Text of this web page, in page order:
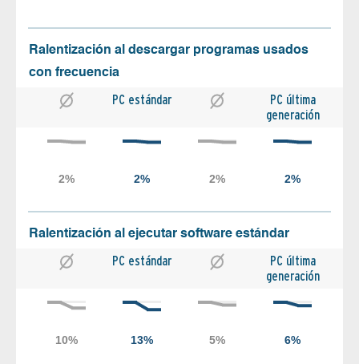
Ralentización al descargar programas usados
con frecuencia
PC estándar
PC última
generación
Ralentización al ejecutar software estándar
PC estándar
PC última
generación